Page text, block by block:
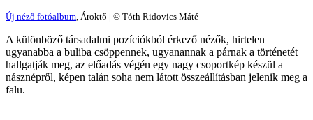
Új néző fotóalbum , Ároktő | © Tóth Ridovics Máté
A különböző társadalmi pozíciókból érkező nézők, hirtelen
ugyanabba a buliba csöppennek, ugyanannak a párnak a történetét
hallgatják meg, az előadás végén egy nagy csoportkép készül a
násznépről, képen talán soha nem látott összeállításban jelenik meg a
falu.